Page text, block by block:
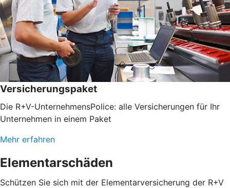
Versicherungspaket
Die R+V-UnternehmensPolice: alle Versicherungen für Ihr
Unternehmen in einem Paket
Mehr erfahren
Elementarschäden
Schützen Sie sich mit der Elementarversicherung der R+V